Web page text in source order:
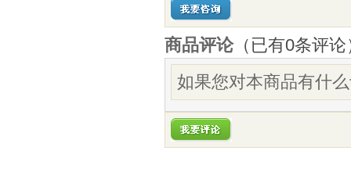
商品评论（已有0条评论
如果您对本商品有什